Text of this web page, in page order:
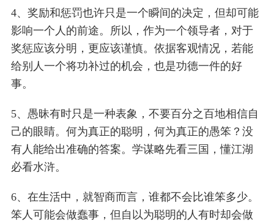
4、奖励和惩罚也许只是一个瞬间的决定，但却可能
影响一个人的前途。所以，作为一个领导者，对于
奖惩应该分明，更应该谨慎。依据客观情况，若能
给别人一个将功补过的机会，也是功德一件的好
事。
5、愚昧有时只是一种表象，不要百分之百地相信自
己的眼睛。何为真正的聪明，何为真正的愚笨？没
有人能给出准确的答案。学谋略先看三国，懂江湖
必看水浒。
6、在生活中，就智商而言，谁都不会比谁笨多少。
笨人可能会做蠢事，但自以为聪明的人有时却会做